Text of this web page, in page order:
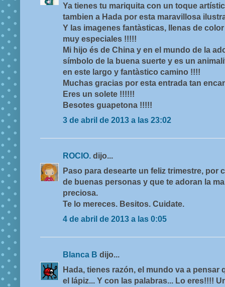
Ya tienes tu mariquita con un toque
tambien a Hada por esta maravillosa
Y las imagenes fantàsticas, llenas de
muy especiales !!!!!
Mi hijo és de China y en el mundo de la
símbolo de la buena suerte y es un
en este largo y fantàstico camino !!!!
Muchas gracias por esta entrada tan
Eres un solete !!!!!!
Besotes guapetona !!!!!
3 de abril de 2013 a las 23:02
ROCIO. dijo...
Paso para desearte un feliz trimestre, por
de buenas personas y que te adoran la
preciosa.
Te lo mereces. Besitos. Cuidate.
4 de abril de 2013 a las 0:05
Blanca B dijo...
Hada, tienes razón, el mundo va a pensar
el lápiz... Y con las palabras... Lo eres!!!!